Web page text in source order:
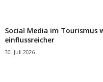
Social Media im Tourismus
einflussreicher
30. Juli 2026